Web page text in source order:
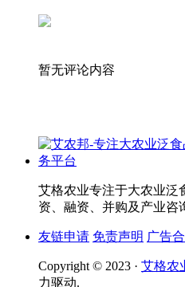
暂无评论内容
艾格农业专注于大农业泛
资、融资、并购及产业咨
友链申请 免责声明 广告
Copyright © 2023 · 艾格农
力驱动.